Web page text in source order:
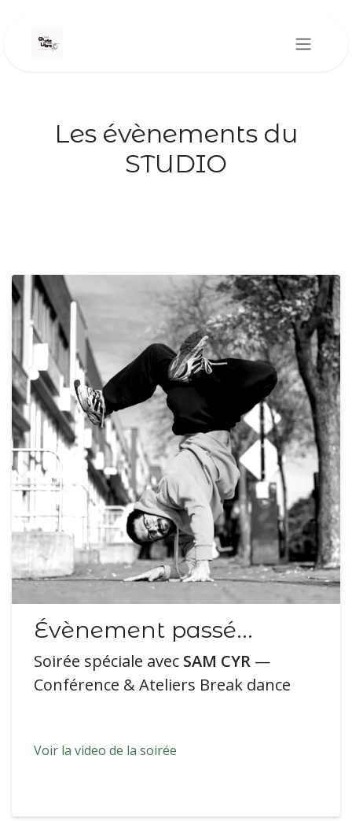
Les évènements du
STUDIO
Évènement passé...
Soirée spéciale avec SAM CYR —
Conférence & Ateliers Break dance
Voir la video de la soirée